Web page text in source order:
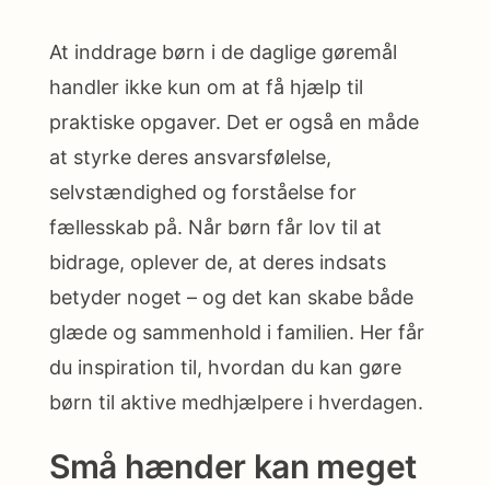
At inddrage børn i de daglige gøremål
handler ikke kun om at få hjælp til
praktiske opgaver. Det er også en måde
at styrke deres ansvarsfølelse,
selvstændighed og forståelse for
fællesskab på. Når børn får lov til at
bidrage, oplever de, at deres indsats
betyder noget – og det kan skabe både
glæde og sammenhold i familien. Her får
du inspiration til, hvordan du kan gøre
børn til aktive medhjælpere i hverdagen.
Små hænder kan meget